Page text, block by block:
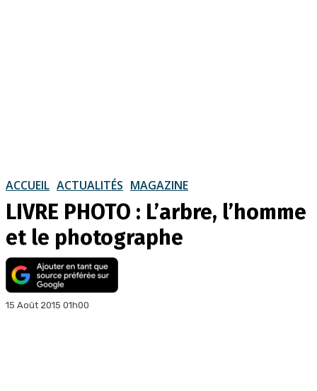
ACCUEIL ACTUALITÉS MAGAZINE
LIVRE PHOTO : L’arbre, l’homme
et le photographe
15 Août 2015 01h00